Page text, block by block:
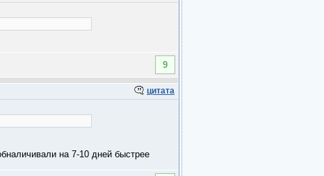
9
цитата
на 7-10 дней быстрее